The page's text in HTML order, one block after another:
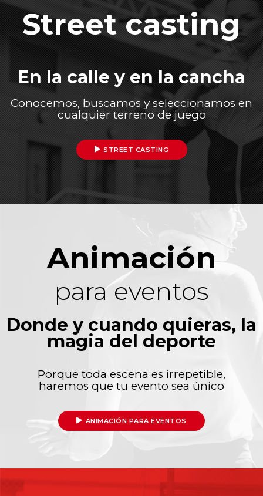
Street casting
En la calle y en la cancha
Conocemos, buscamos y seleccionamos en
cualquier terreno de juego
STREET CASTING
Animación
para eventos
Donde y cuando quieras, la
magia del deporte
Porque toda escena es irrepetible,
haremos que tu evento sea único
ANIMACIÓN PARA EVENTOS